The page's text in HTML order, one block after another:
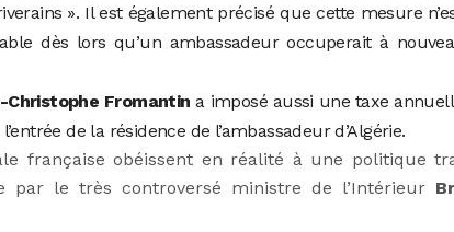
». Il est également précisé que cette mesure
dès lors qu’un ambassadeur occuperait à
Christophe Fromantin a imposé aussi une taxe
de la résidence de l’ambassadeur d’Algérie.
française obéissent en réalité à une politique
par le très controversé ministre de l’Intérieur